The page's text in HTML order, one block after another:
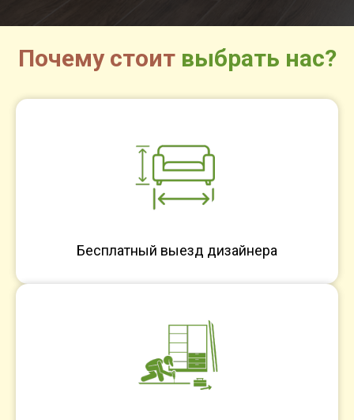
Почему стоит выбрать нас?
Бесплатный выезд дизайнера